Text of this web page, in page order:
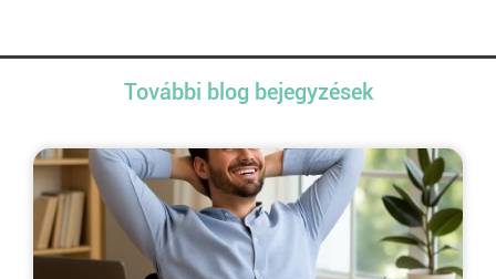
További blog bejegyzések